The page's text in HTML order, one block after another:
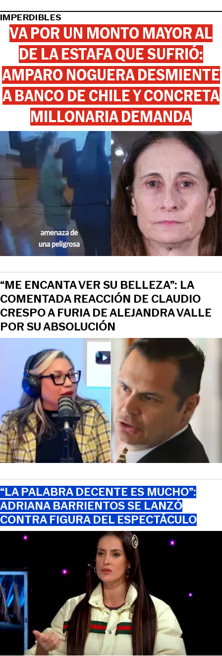
IMPERDIBLES
VA POR UN MONTO MAYOR AL
DE LA ESTAFA QUE SUFRIÓ:
AMPARO NOGUERA DESMIENTE
A BANCO DE CHILE Y CONCRETA
MILLONARIA DEMANDA
“ME ENCANTA VER SU BELLEZA”: LA
COMENTADA REACCIÓN DE CLAUDIO
CRESPO A FURIA DE ALEJANDRA VALLE
POR SU ABSOLUCIÓN
“LA PALABRA DECENTE ES MUCHO”:
ADRIANA BARRIENTOS SE LANZÓ
CONTRA FIGURA DEL ESPECTÁCULO